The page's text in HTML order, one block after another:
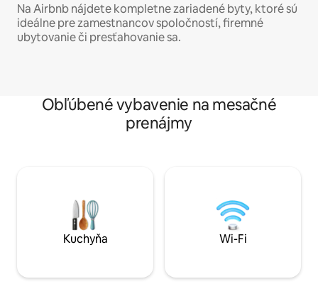
Na Airbnb nájdete kompletne zariadené byty, ktoré sú
ideálne pre zamestnancov spoločností, firemné
ubytovanie či presťahovanie sa.
Obľúbené vybavenie na mesačné
prenájmy
Kuchyňa Wi-Fi